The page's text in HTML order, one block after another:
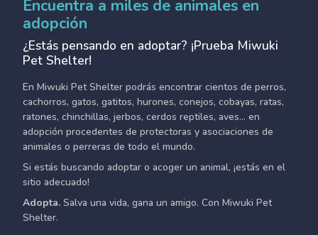
Encuentra a miles de animales en
adopción
¿Estás pensando en adoptar? ¡Prueba Miwuki
Pet Shelter!
En Miwuki Pet Shelter podrás encontrar cientos de perros,
cachorros, gatos, gatitos, hurones, conejos, cobayas, ratas,
ratones, chinchillas, jerbos, cerdos reptiles, aves... en
adopción procedentes de protectoras y asociaciones de
animales o perreras de todo el mundo.
Si estás buscando adoptar o acoger un animal, ¡estás en el
sitio adecuado!
Adopta. Salva una vida, gana un amigo. Con Miwuki Pet
Shelter.